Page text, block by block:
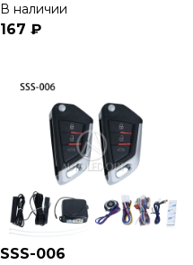
В наличии
167 ₽
SSS-006